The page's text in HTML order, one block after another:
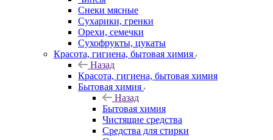
Снеки мясные
Сухарики, гренки
Орехи, семечки
Сухофрукты, цукаты
Красота, гигиена, бытовая химия
Назад
Красота, гигиена, бытовая химия
Бытовая химия
Назад
Бытовая химия
Чистящие средства
Средства для стирки